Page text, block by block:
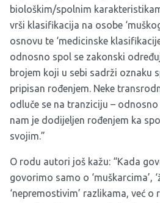
biološkim/spolnim
vrši klasifikacija na osobe
osnovu te ‘medicinske
odnosno spol se zakonski
brojem koji u sebi sadrži oznaku
pripisan rođenjem. Neke
odluče se na tranziciju –
nam je dodijeljen rođenjem ka
svojim.”
O rodu autori još kažu: “Kada
govorimo samo o ‘muškarcima’,
‘nepremostivim’ razlikama, već o